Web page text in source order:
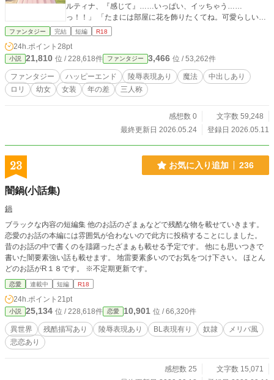
ルティナ、『感じて』……いっぱい、イッちゃう……
っ！！」 「たまには部屋に花を飾りたくてね。可愛らしい花
を選んでくれるかな？」 「う……。感じ、ちゃった……ごめ
っ！ メルティナ様が、いけないんです……っ！ そんな
に、淫らに……っ！」 「あぁぁ！！ やだ！！ イキたくな
い……っ！！ ぐっ、うぅぅ……っ！！！」 「私を傍に置き
たいだなんて……これが欲しいんでしょう？」 「いやぁ
ぁ……っ！ イッてる！ イッてるから……っ！ 許して
だけの筈だった三人の男が、その身体に、存在に溺れてい
く。 メルティナが幸福を手に入れるまでの物語。 ☆には性的
ファンタジー 完結 短編 R18
24h.ポイント 28pt
小説 21,810 位 / 228,618件 ファンタジー 3,466 位 / 53,262件
ファンタジー ハッピーエンド 陵辱表現あり 魔法
中出しあり
ロリ
幼女 女装 年の差 三人称
感想数 0
文字数 59,248
最終更新日 2026.05.24
登録日 2026.05.11
23 お気に入り追加 236
闇鍋(小話集)
鍋
ブラックな内容の短編集 他のお話のざまぁなどで残酷な物を載せていきます。
恋愛のお話の本編には雰囲気が合わないので此方に投稿することにしました。
昔のお話の中で書くのを躊躇ったざまぁも載せる予定です。 他にも思いつきで
書いた闇要素強い話も載せます。 地雷要素多いのでお気をつけ下さい。 ほとん
どのお話がR１８です。 ※不定期更新です。
恋愛 連載中 短編 R18
24h.ポイント 21pt
小説 25,134 位 / 228,618件 恋愛 10,901 位 / 66,320件
異世界 残酷描写あり 陵辱表現あり BL表現有り 奴隷
メリバ風
悲恋あり
感想数 25
文字数 15,071